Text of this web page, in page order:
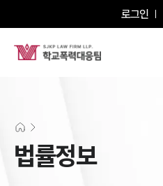
로그인
법률정보